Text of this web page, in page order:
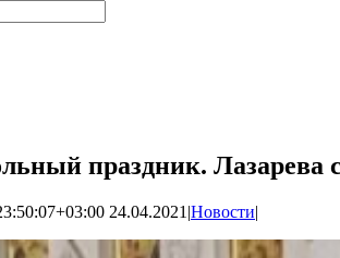
праздник. Лазарева
24.04.2021 |Новости|